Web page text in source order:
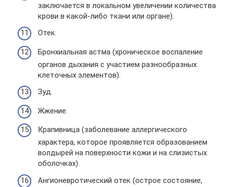
заключается в локальном увеличении количества
крови в какой-либо ткани или органе).
Отек.
Бронхиальная астма (хроническое воспаление
органов дыхания с участием разнообразных
клеточных элементов).
Зуд.
Жжение.
Крапивница (заболевание аллергического
характера, которое проявляется образованием
волдырей на поверхности кожи и на слизистых
оболочках).
Ангионевротический отек (острое состояние,